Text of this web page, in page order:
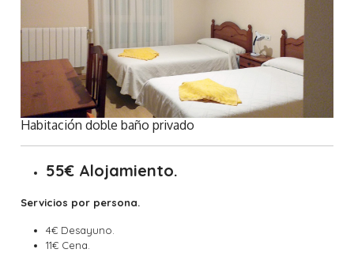
Habitación doble baño privado
55€ Alojamiento.
Servicios por persona.
4€ Desayuno.
11€ Cena.